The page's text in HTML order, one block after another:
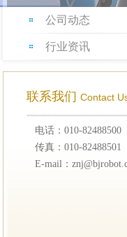
公司动态
行业资讯
联系我们 Contact
电话：010-82488500
传真：010-82488501
E-mail：